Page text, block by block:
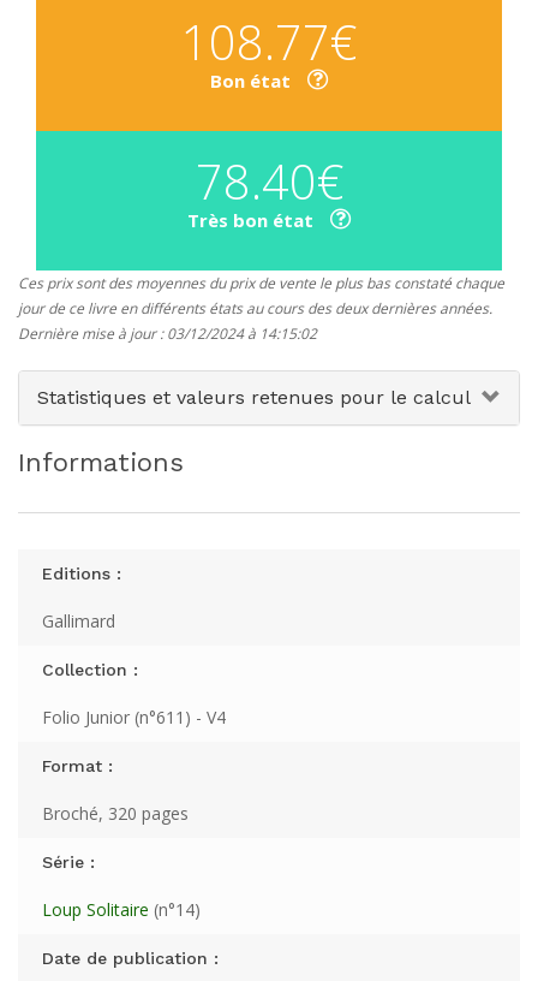
108.77€
Bon état
78.40€
Très bon état
Ces prix sont des moyennes du prix de vente le plus bas constaté chaque
jour de ce livre en différents états au cours des deux dernières années.
Dernière mise à jour : 03/12/2024 à 14:15:02
Statistiques et valeurs retenues pour le calcul
Informations
Editions :
Gallimard
Collection :
Folio Junior (n°611) - V4
Format :
Broché, 320 pages
Série :
Loup Solitaire (n°14)
Date de publication :